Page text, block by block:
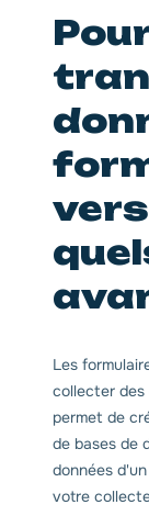
Les
collecter des
permet de
de bases de
données
votre